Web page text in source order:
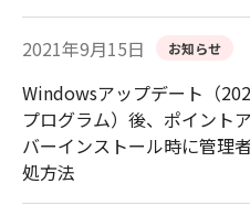
2021年9月15日 お知らせ
Windowsアップデート（
プログラム）後、ポイント
バーインストール時に管理
処方法